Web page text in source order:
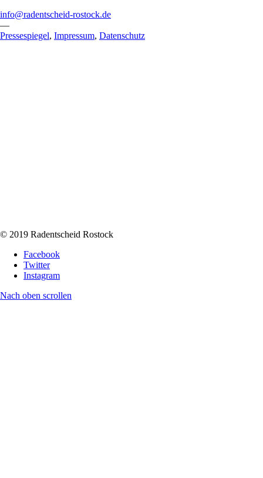
info@radentscheid-rostock.de
—
Pressespiegel, Impressum, Datenschutz
© 2019 Radentscheid Rostock
Facebook
Twitter
Instagram
Nach oben scrollen